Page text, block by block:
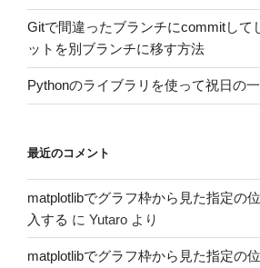
Gitで間違ったブランチにcommitして
ットを別ブランチに移す方法
Pythonのライブラリを使って祝日の
最近のコメント
matplotlibでグラフ枠から見た指定の
入する に Yutaro より
matplotlibでグラフ枠から見た指定の